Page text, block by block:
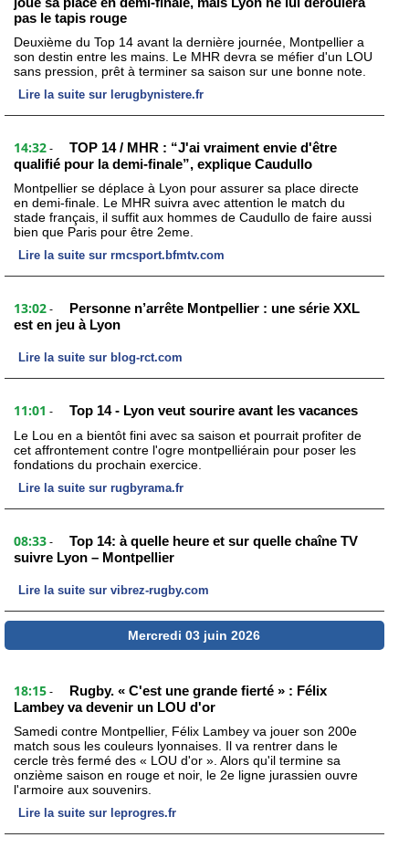
pas le tapis rouge
Deuxième du Top 14 avant la dernière journée, Montpellier a
son destin entre les mains. Le MHR devra se méfier d'un LOU
sans pression, prêt à terminer sa saison sur une bonne note.
Lire la suite sur lerugbynistere.fr
14:32 -
TOP 14 / MHR : “J'ai vraiment envie d'être
qualifié pour la demi-finale”, explique Caudullo
Montpellier se déplace à Lyon pour assurer sa place directe
en demi-finale. Le MHR suivra avec attention le match du
stade français, il suffit aux hommes de Caudullo de faire aussi
bien que Paris pour être 2eme.
Lire la suite sur rmcsport.bfmtv.com
13:02 -
Personne n’arrête Montpellier : une série XXL
est en jeu à Lyon
Lire la suite sur blog-rct.com
11:01 - Top 14 - Lyon veut sourire avant les vacances
Le Lou en a bientôt fini avec sa saison et pourrait profiter de
cet affrontement contre l'ogre montpelliérain pour poser les
fondations du prochain exercice.
Lire la suite sur rugbyrama.fr
08:33 -
Top 14: à quelle heure et sur quelle chaîne TV
suivre Lyon – Montpellier
Lire la suite sur vibrez-rugby.com
Mercredi 03 juin 2026
18:15 -
Rugby. « C'est une grande fierté » : Félix
Lambey va devenir un LOU d'or
Samedi contre Montpellier, Félix Lambey va jouer son 200e
match sous les couleurs lyonnaises. Il va rentrer dans le
cercle très fermé des « LOU d'or ». Alors qu'il termine sa
onzième saison en rouge et noir, le 2e ligne jurassien ouvre
l'armoire aux souvenirs.
Lire la suite sur leprogres.fr